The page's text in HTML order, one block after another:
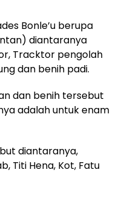
Bonle’u berupa
diantaranya
Tracktor pengolah
dan benih padi.
dan benih tersebut
adalah untuk enam
diantaranya,
Titi Hena, Kot, Fatu